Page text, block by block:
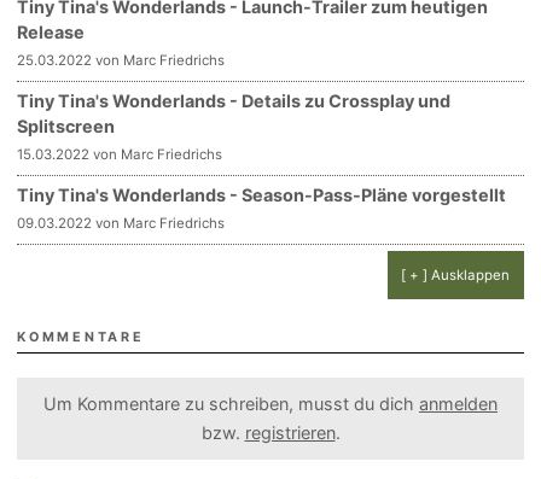
Tiny Tina's Wonderlands - Launch-Trailer zum heutigen
Release
25.03.2022 von Marc Friedrichs
Tiny Tina's Wonderlands - Details zu Crossplay und
Splitscreen
15.03.2022 von Marc Friedrichs
Tiny Tina's Wonderlands - Season-Pass-Pläne vorgestellt
09.03.2022 von Marc Friedrichs
[ + ] Ausklappen
KOMMENTARE
Um Kommentare zu schreiben, musst du dich anmelden
bzw. registrieren.